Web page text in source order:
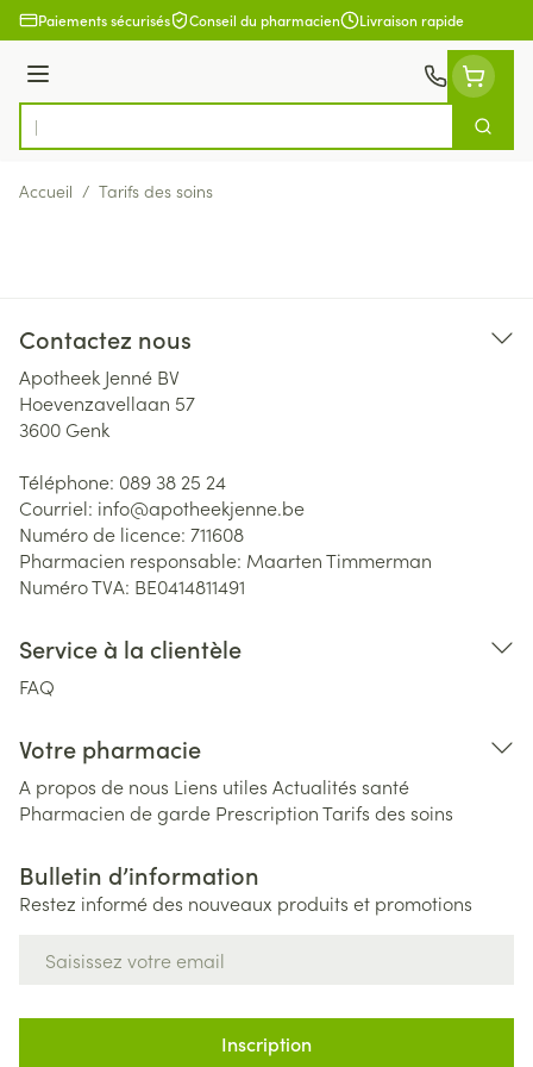
Aller au contenu
Paiements sécurisés Conseil du pharmacien Livraison rapide
Menu
Rechercher
Accueil / Tarifs des soins
Contactez nous
Apotheek Jenné BV
Hoevenzavellaan 57
3600 Genk
Téléphone: 089 38 25 24
Courriel: info@apotheekjenne.be
Numéro de licence: 711608
Pharmacien responsable: Maarten Timmerman
Numéro TVA: BE0414811491
Service à la clientèle
FAQ
Votre pharmacie
A propos de nous Liens utiles Actualités santé
Pharmacien de garde PrescriptionTarifs des soins
Bulletin d’information
Restez informé des nouveaux produits et promotions
Inscription